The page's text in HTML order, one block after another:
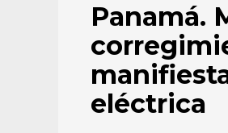
Panamá.
eléctrica